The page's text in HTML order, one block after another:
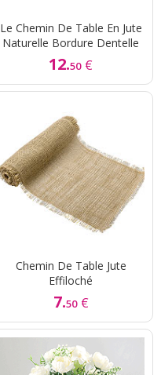
Le Chemin De Table En Jute
Naturelle Bordure Dentelle
12.50 €
Chemin De Table Jute
Effiloché
7.50 €